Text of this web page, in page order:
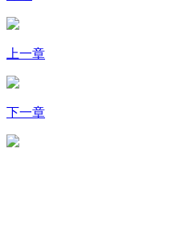
上一章
下一章